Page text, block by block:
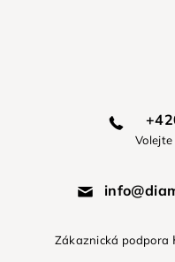
Zákaznická podpora